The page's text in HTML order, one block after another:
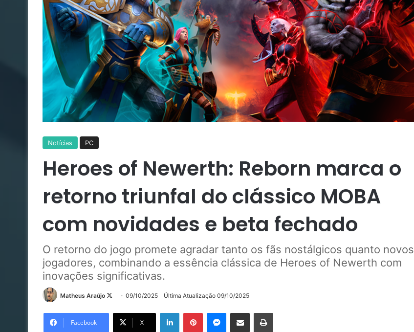
Notícias PC
Heroes of Newerth: Reborn marca o
retorno triunfal do clássico MOBA
com novidades e beta fechado
O retorno do jogo promete agradar tanto os fãs nostálgicos quanto novos
jogadores, combinando a essência clássica de Heroes of Newerth com
inovações significativas.
Matheus Araújo
Follow09/10/2025 Última Atualização 09/10/2025
Facebook X
LinkedinPinterestMessenger
Compartilhar via e-mail Imprimir